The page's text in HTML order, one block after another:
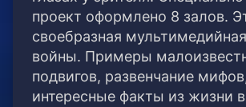
проект оформлено 8 залов.
своебразная
войны. Примеры
подвигов, развенчание
интересные факты из жизни